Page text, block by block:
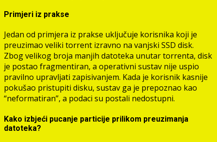
Primjeri iz prakse
Jedan od primjera iz prakse uključuje korisnika koji je
preuzimao veliki torrent izravno na vanjski SSD disk.
Zbog velikog broja manjih datoteka unutar torrenta, disk
je postao fragmentiran, a operativni sustav nije uspio
pravilno upravljati zapisivanjem. Kada je korisnik kasnije
pokušao pristupiti disku, sustav ga je prepoznao kao
“neformatiran”, a podaci su postali nedostupni.
Kako izbjeći pucanje particije prilikom preuzimanja
datoteka?